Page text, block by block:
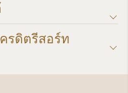
รดิตรีสอร์ท​